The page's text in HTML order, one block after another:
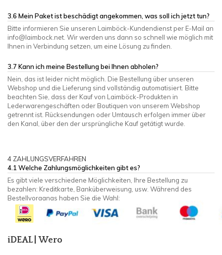
3.6 Mein Paket ist beschädigt angekommen, was soll ich jetzt tun?
Bitte informieren Sie unseren Laimböck-Kundendienst per E-Mail an
info@laimbock.net . Wir werden uns dann so schnell wie möglich mit
Ihnen in Verbindung setzen, um eine Lösung zu finden.
3.7 Kann ich meine Bestellung bei Ihnen abholen?
Nein, das ist leider nicht möglich. Die Bestellung über unseren
Webshop und die Lieferung sind vollständig automatisiert. Bitte
beachten Sie, dass der Kauf von Laimböck-Produkten in
Lederwarengeschäften oder Boutiquen von unserem Webshop
getrennt ist. Rücksendungen oder Umtausch erfolgen immer über
den Kanal, über den der ursprüngliche Kauf getätigt wurde.
4 ZAHLUNGSVERFAHREN
4.1 Welche Zahlungsmöglichkeiten gibt es?
Es gibt viele verschiedene Möglichkeiten, Ihre Bestellung zu
bezahlen: Kreditkarte, Banküberweisung, usw. Während des
Bestellvorgangs haben Sie die Wahl:
iDEAL |Wero